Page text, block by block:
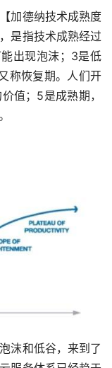
加德纳技术成熟度
是指技术成熟经过
出现泡沫；3是低
称恢复期。人们开
值；5是成熟期，
沫和低谷，来到了